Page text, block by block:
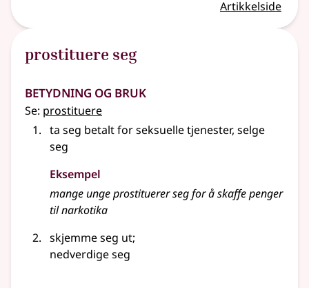
Artikkelside
prostituere seg
Betydning og bruk
Se: prostituere
ta seg betalt for seksuelle tjenester, selge
seg
Eksempel
mange ungeprostituererseg for å skaffe penger
til narkotika
skjemme seg ut;
nedverdige seg